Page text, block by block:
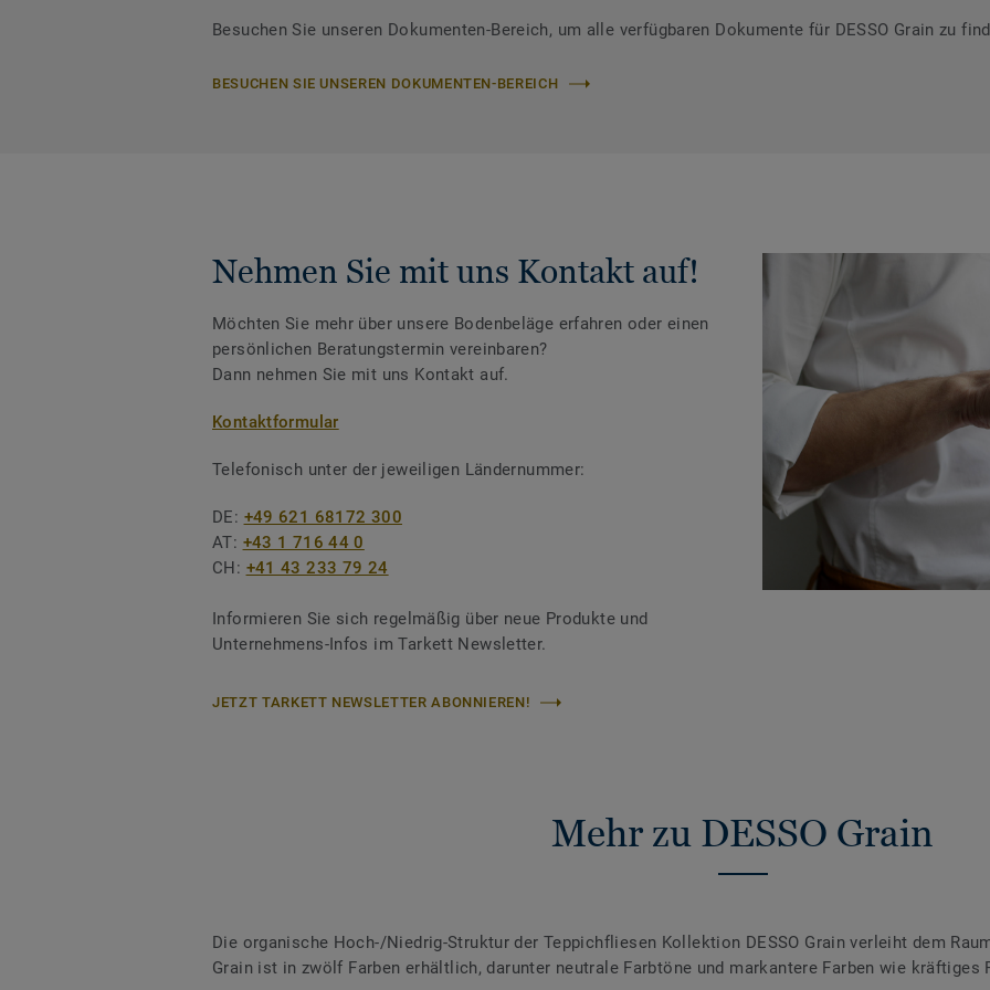
Besuchen Sie unseren Dokumenten-Bereich, um alle verfügbaren Dokumente für DESSO Grain zu
BESUCHEN SIE UNSEREN DOKUMENTEN-BEREICH
Nehmen Sie mit uns Kontakt auf!
Möchten Sie mehr über unsere Bodenbeläge erfahren oder einen
persönlichen Beratungstermin vereinbaren?
Dann nehmen Sie mit uns Kontakt auf.
Kontaktformular
Telefonisch unter der jeweiligen Ländernummer:
DE: +49 621 68172 300
AT: +43 1 716 44 0
CH: +41 43 233 79 24
Informieren Sie sich regelmäßig über neue Produkte und
Unternehmens-Infos im Tarkett Newsletter.
JETZT TARKETT NEWSLETTER ABONNIEREN!
Mehr zu DESSO Grain
Die organische Hoch-/Niedrig-Struktur der Teppichfliesen Kollektion DESSO Grain verleiht dem
Grain ist in zwölf Farben erhältlich, darunter neutrale Farbtöne und markantere Farben wie kräftiges